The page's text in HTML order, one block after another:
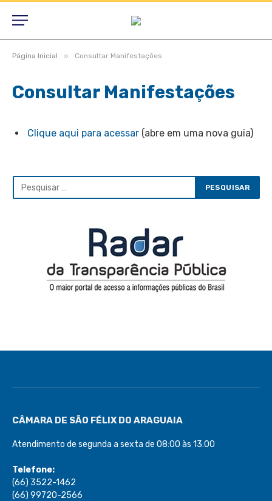
Página Inicial » Consultar Manifestações
Consultar Manifestações
Clique aqui para acessar (abre em uma nova guia)
CÂMARA DE SÃO FÉLIX DO ARAGUAIA
Atendimento de segunda a sexta de 08:00 às 13:00
Telefone:
(66) 3522-1462
(66) 99720-2566